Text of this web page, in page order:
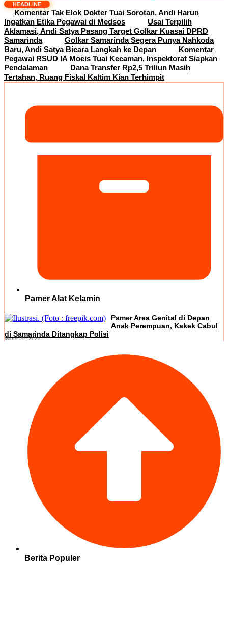
HEADLINE
Komentar Tak Elok Dokter Tuai Sorotan, Andi Harun
Ingatkan Etika Pegawai di Medsos
Usai Terpilih
Aklamasi, Andi Satya Pasang Target Golkar Kuasai DPRD
Samarinda
Golkar Samarinda Segera Punya Nahkoda
Baru, Andi Satya Bicara Langkah ke Depan
Komentar
Pegawai RSUD IA Moeis Tuai Kecaman, Inspektorat Siapkan
Pendalaman
Dana Transfer Rp2,5 Triliun Masih
Tertahan, Ruang Fiskal Kaltim Kian Terhimpit
Pamer Alat Kelamin
Pamer Area Genital di Depan
Anak Perempuan, Kakek Cabul
di Samarinda Ditangkap Polisi
Maret 22, 2023
Berita Populer